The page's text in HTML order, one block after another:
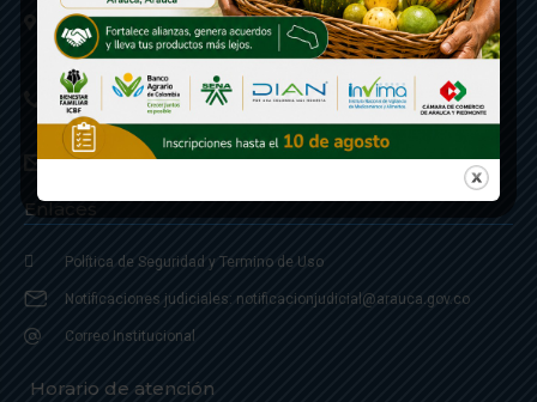
Calle 20 - Carrera 21 Esquina
Código postal 810001
Linea de Servicio a la Ciudadania: 57- 6078851946
Linea Anticorrupción: 607885 3374
correspondencia: archivogeneral@arauca.gov.co
Enlaces
Política de Seguridad y Termino de Uso
Notificaciones judiciales: notificacionjudicial@arauca.gov.co
Correo Institucional
Horario de atención